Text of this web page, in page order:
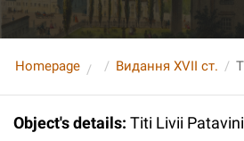
Homepage Видання XVII ст.
Object's details: Titi Livii Patavini